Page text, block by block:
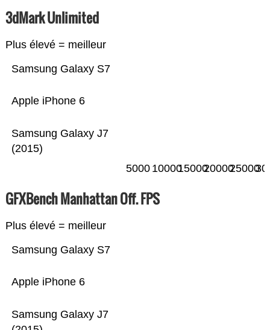
3dMark Unlimited
Plus élevé = meilleur
Samsung Galaxy J7
(2015)
Apple iPhone 6
Samsung Galaxy S7
5000 10000150002000025000
GFXBench Manhattan Off. FPS
Plus élevé = meilleur
Samsung Galaxy J7
Apple iPhone 6
Samsung Galaxy S7